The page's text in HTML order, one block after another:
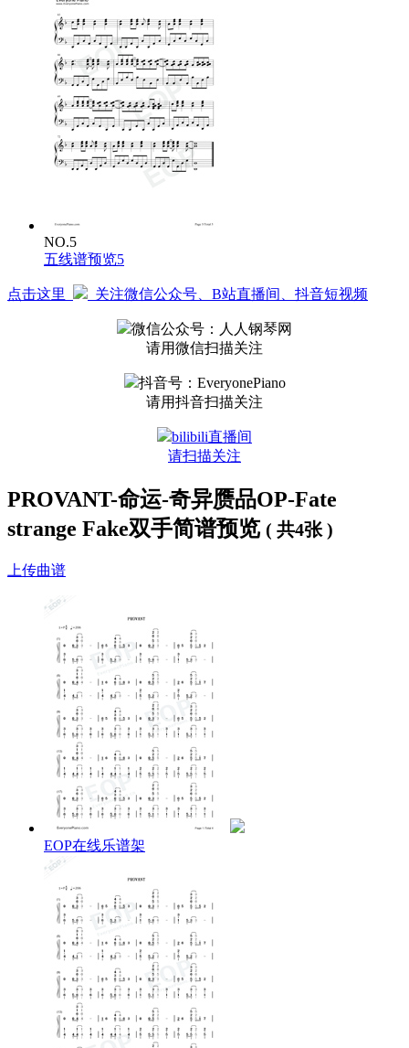
NO.5
五线谱预览5
点击这里 关注微信公众号、B站直播间、抖音短视频
微信公众号：人人钢琴网
请用微信扫描关注
抖音号：EveryonePiano
请用抖音扫描关注
bilibili直播间
请扫描关注
PROVANT-命运-奇异赝品OP-Fate
strange Fake双手简谱预览 ( 共4张 )
上传曲谱
EOP在线乐谱架